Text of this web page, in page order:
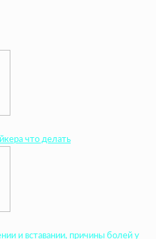
что делать
и вставании, причины болей у